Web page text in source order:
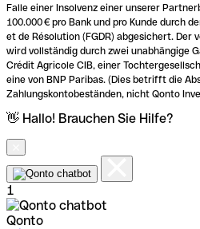
Falle einer Insolvenz einer unserer
100.000 € pro Bank und pro Kunde durch
et de Résolution (FGDR) abgesichert. Der
wird vollständig durch zwei unabhängige
Crédit Agricole CIB, einer
eine von BNP Paribas. (Dies betrifft die
Zahlungskontobeständen, nicht Qonto
👋 Hallo! Brauchen Sie Hilfe?
1
Qonto